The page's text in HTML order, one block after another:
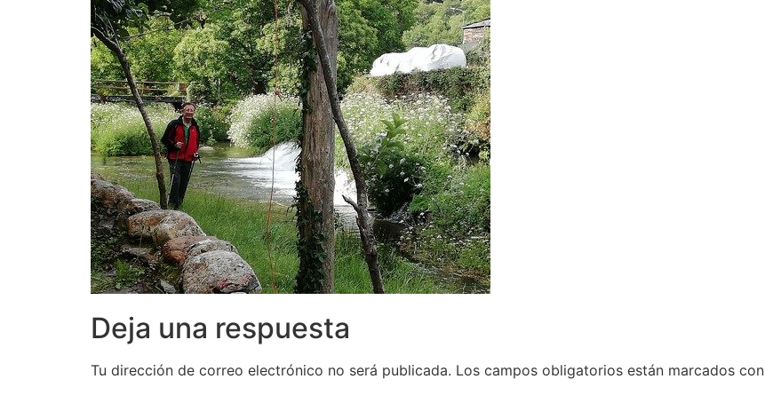
Deja una respuesta
Tu dirección de correo electrónico no será publicada. Los campos obligatorios están marcados con